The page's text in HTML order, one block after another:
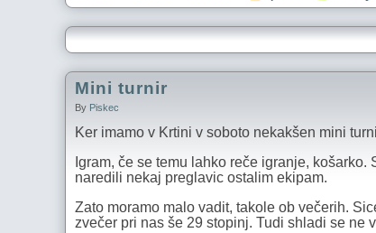
Mini turnir
By Piskec
Ker imamo v Krtini v soboto nekakšen mini
Igram, če se temu lahko reče igranje,
naredili nekaj preglavic ostalim ekipam.
Zato moramo malo vadit, takole ob večerih.
zvečer pri nas še 29 stopinj. Tudi shladi se ne